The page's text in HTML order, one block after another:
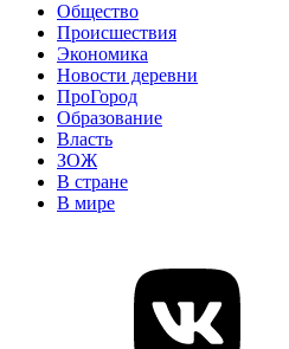
Общество
Происшествия
Экономика
Новости деревни
ПроГород
Образование
Власть
ЗОЖ
В стране
В мире